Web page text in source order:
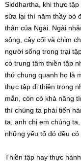
Siddhartha, khi thực
sữa lại thì năm thầy bỏ
thân của Ngài. Ngài
sông, cây cối và chim
người sống trong trại
có trung tâm thiền tập
thứ chung quanh họ là
thực tập đi thiền trong
mắn, còn có khả năng
thì chúng ta phải tiến
ta, anh chị em chúng
những yếu tố đó đều
Thiền tập hay thực